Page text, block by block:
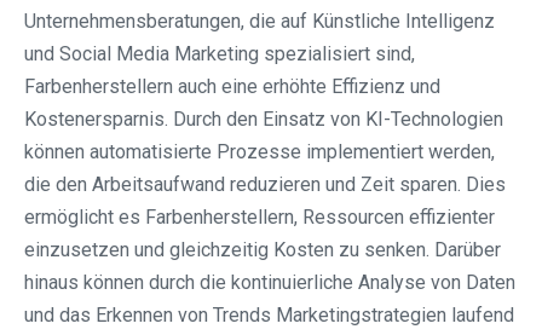
Unternehmensberatungen, die auf Künstliche Intelligenz
und Social Media Marketing spezialisiert sind,
Farbenherstellern auch eine erhöhte Effizienz und
Kostenersparnis. Durch den Einsatz von KI-Technologien
können automatisierte Prozesse implementiert werden,
die den Arbeitsaufwand reduzieren und Zeit sparen. Dies
ermöglicht es Farbenherstellern, Ressourcen effizienter
einzusetzen und gleichzeitig Kosten zu senken. Darüber
hinaus können durch die kontinuierliche Analyse von Daten
und das Erkennen von Trends Marketingstrategien laufend